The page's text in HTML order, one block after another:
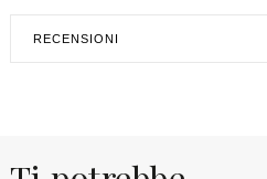
RECENSIONI